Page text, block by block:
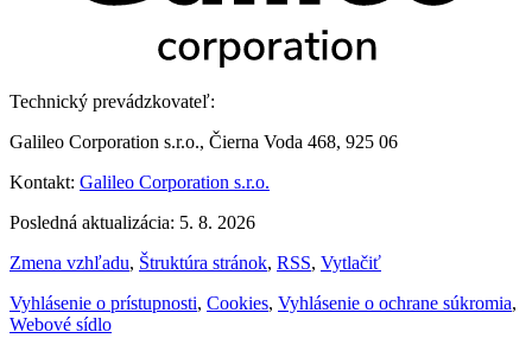
Technický prevádzkovateľ:
Galileo Corporation s.r.o., Čierna Voda 468, 925 06
Kontakt: Galileo Corporation s.r.o.
Posledná aktualizácia: 5. 8. 2026
Zmena vzhľadu, Štruktúra stránok, RSS, Vytlačiť
Vyhlásenie o prístupnosti, Cookies, Vyhlásenie o ochrane súkromia,
Webové sídlo